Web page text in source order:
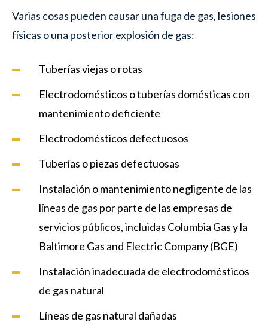
Varias cosas pueden causar una fuga de gas, lesiones
físicas o una posterior explosión de gas:
Tuberías viejas o rotas
Electrodomésticos o tuberías domésticas con
mantenimiento deficiente
Electrodomésticos defectuosos
Tuberías o piezas defectuosas
Instalación o mantenimiento negligente de las
líneas de gas por parte de las empresas de
servicios públicos, incluidas Columbia Gas y la
Baltimore Gas and Electric Company (BGE)
Instalación inadecuada de electrodomésticos
de gas natural
Líneas de gas natural dañadas